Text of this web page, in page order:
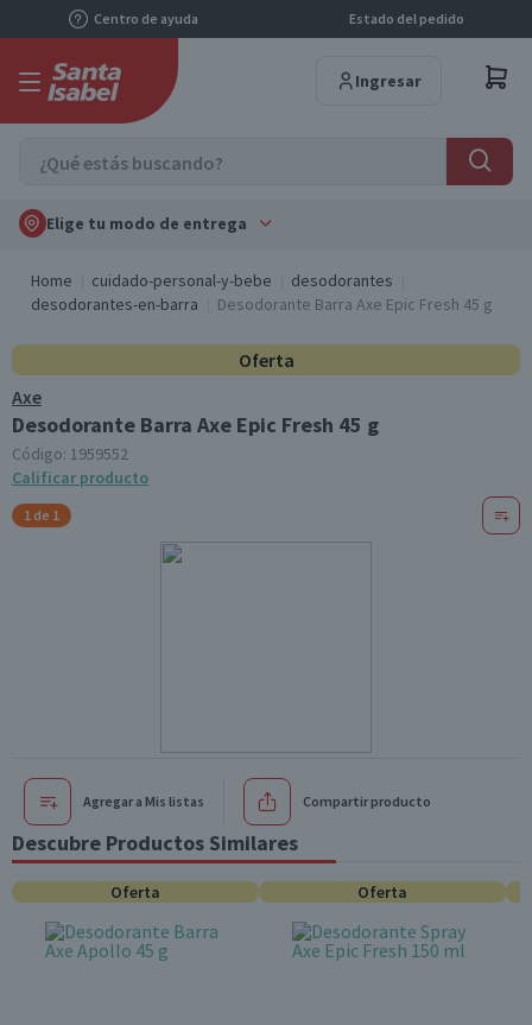
Centro de ayuda Estado del pedido
Ingresar
Elige tu modo de entrega
Home cuidado-personal-y-bebe
desodorantes
desodorantes-en-barra
Desodorante Barra Axe Epic Fresh 45 g
Oferta
Axe
Desodorante Barra Axe Epic Fresh 45 g
Código: 1959552
Calificar producto
1 de 1
Agregar a Mis listas Compartir producto
Descubre Productos Similares
Oferta Oferta